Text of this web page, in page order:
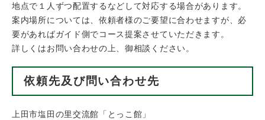
地点で１人ずつ配置するなどして対応する場合があります。
案内場所については、依頼者様のご要望に合わせますが、必
要があればガイド側でコース提案させていただきます。
詳しくはお問い合わせの上、御相談ください。
依頼先及び問い合わせ先
上田市塩田の里交流館「とっこ館」